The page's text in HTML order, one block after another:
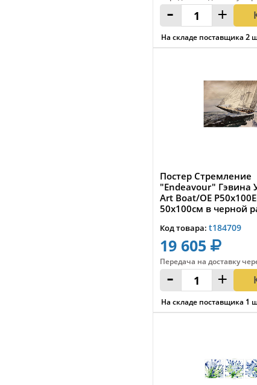
- +
На складе поставщика2
Постер Стремление
"Endeavour" Гэвина
Art Boat/OE
50x100см в черной
Код товара: t184709
19 605
Передача на доставку
- +
На складе поставщика 1